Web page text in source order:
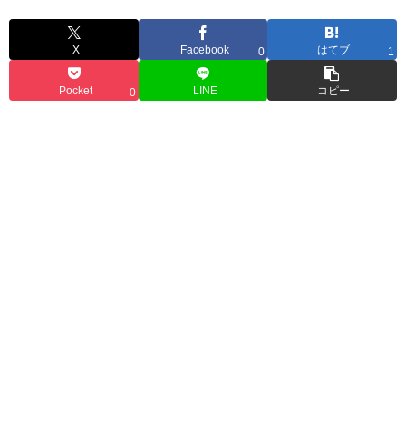
X Facebook 0 はてブ 1
Pocket 0 LINE コピー